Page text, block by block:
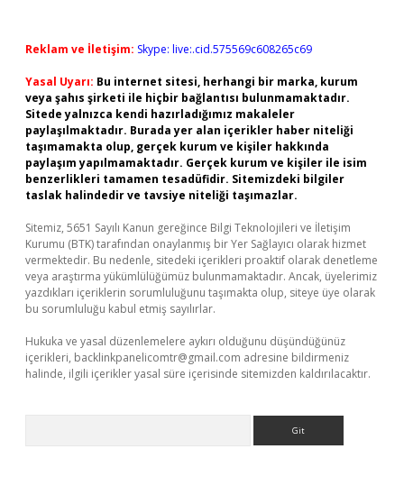
Reklam ve İletişim: Skype: live:.cid.575569c608265c69
Yasal Uyarı: Bu internet sitesi, herhangi bir marka, kurum
veya şahıs şirketi ile hiçbir bağlantısı bulunmamaktadır.
Sitede yalnızca kendi hazırladığımız makaleler
paylaşılmaktadır. Burada yer alan içerikler haber niteliği
taşımamakta olup, gerçek kurum ve kişiler hakkında
paylaşım yapılmamaktadır. Gerçek kurum ve kişiler ile isim
benzerlikleri tamamen tesadüfidir. Sitemizdeki bilgiler
taslak halindedir ve tavsiye niteliği taşımazlar.
Sitemiz, 5651 Sayılı Kanun gereğince Bilgi Teknolojileri ve İletişim
Kurumu (BTK) tarafından onaylanmış bir Yer Sağlayıcı olarak hizmet
vermektedir. Bu nedenle, sitedeki içerikleri proaktif olarak denetleme
veya araştırma yükümlülüğümüz bulunmamaktadır. Ancak, üyelerimiz
yazdıkları içeriklerin sorumluluğunu taşımakta olup, siteye üye olarak
bu sorumluluğu kabul etmiş sayılırlar.
Hukuka ve yasal düzenlemelere aykırı olduğunu düşündüğünüz
içerikleri, backlinkpanelicomtr@gmail.com adresine bildirmeniz
halinde, ilgili içerikler yasal süre içerisinde sitemizden kaldırılacaktır.